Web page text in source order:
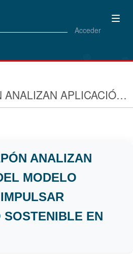
Acceder
LA UMSA Y JAPÓN ANALIZAN APLICACIÓN DEL MODELO KAIZEN PARA IMPULSAR DESARROLLO SOSTENIBLE EN BOLIVIA
ANALIZAN
MODELO
EN